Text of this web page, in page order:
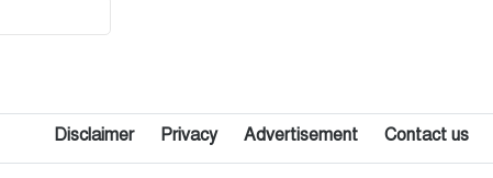
নিহতদের মাগফিরাত কামনায় কুরআন
১৪
Disclaimer Privacy Advertisement Contact us